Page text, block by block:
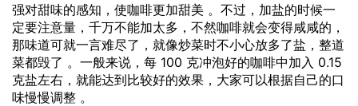
强对甜味的感知，使咖啡更加甜美 。不过，加盐的时候一
定要注意量，千万不能加太多，不然咖啡就会变得咸咸的，
那味道可就一言难尽了，就像炒菜时不小心放多了盐，整道
菜都毁了 。一般来说，每 100 克冲泡好的咖啡中加入 0.15
克盐左右，就能达到比较好的效果，大家可以根据自己的口
味慢慢调整 。